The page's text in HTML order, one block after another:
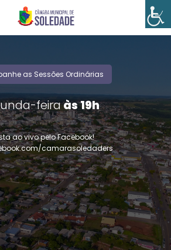
unda-feiraàs19h
as Sessões Ordinárias
ao vivo pelo Facebook!
camarasoledaders